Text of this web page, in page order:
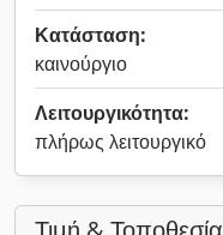
Κατάσταση:
καινούργιο
Λειτουργικότητα:
πλήρως λειτουργικό